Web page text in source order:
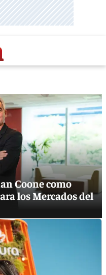
Coone como
los Mercados del